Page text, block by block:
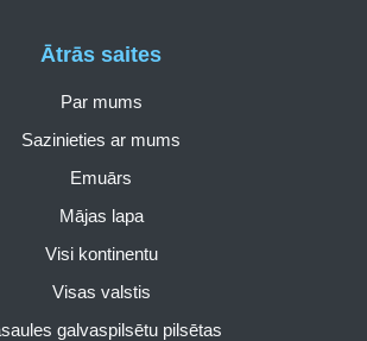
Ātrās saites
Par mums
Sazinieties ar mums
Emuārs
Mājas lapa
Visi kontinentu
Visas valstis
galvaspilsētu pilsētas